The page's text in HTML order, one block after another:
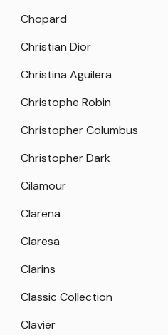
Chopard
Christian Dior
Christina Aguilera
Christophe Robin
Christopher Columbus
Christopher Dark
Cilamour
Clarena
Claresa
Clarins
Classic Collection
Clavier